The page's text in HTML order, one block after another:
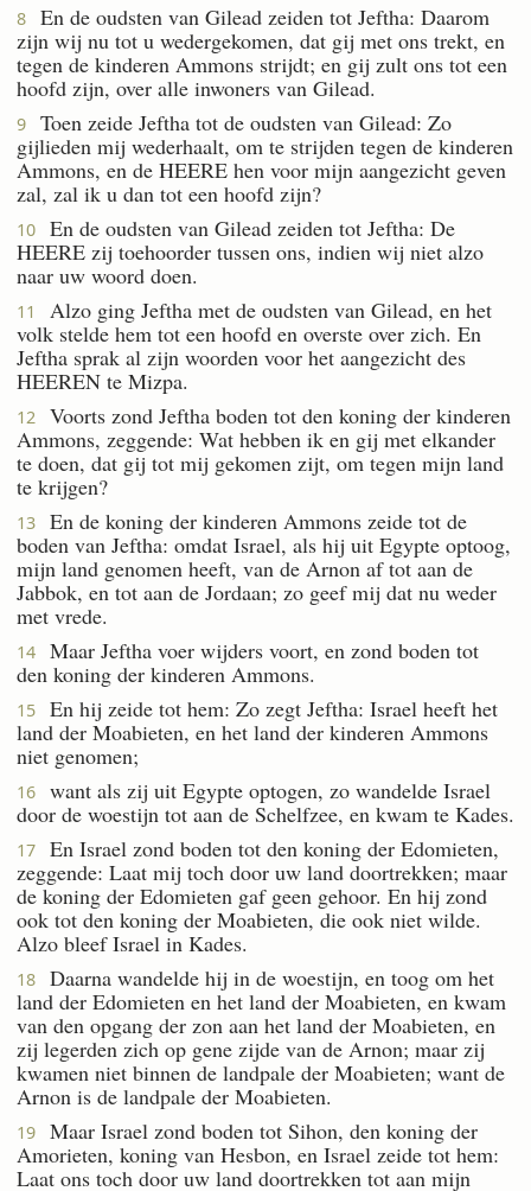
8
En de oudsten van Gilead zeiden tot Jeftha: Daarom
zijn wij nu tot u wedergekomen, dat gij met ons trekt, en
tegen de kinderen Ammons strijdt; en gij zult ons tot een
hoofd zijn, over alle inwoners van Gilead.
9
Toen zeide Jeftha tot de oudsten van Gilead: Zo
gijlieden mij wederhaalt, om te strijden tegen de kinderen
Ammons, en de HEERE hen voor mijn aangezicht geven
zal, zal ik u dan tot een hoofd zijn?
10
En de oudsten van Gilead zeiden tot Jeftha: De
HEERE zij toehoorder tussen ons, indien wij niet alzo
naar uw woord doen.
11
Alzo ging Jeftha met de oudsten van Gilead, en het
volk stelde hem tot een hoofd en overste over zich. En
Jeftha sprak al zijn woorden voor het aangezicht des
HEEREN te Mizpa.
12
Voorts zond Jeftha boden tot den koning der kinderen
Ammons, zeggende: Wat hebben ik en gij met elkander
te doen, dat gij tot mij gekomen zijt, om tegen mijn land
te krijgen?
13
En de koning der kinderen Ammons zeide tot de
boden van Jeftha: omdat Israel, als hij uit Egypte optoog,
mijn land genomen heeft, van de Arnon af tot aan de
Jabbok, en tot aan de Jordaan; zo geef mij dat nu weder
met vrede.
14
Maar Jeftha voer wijders voort, en zond boden tot
den koning der kinderen Ammons.
15
En hij zeide tot hem: Zo zegt Jeftha: Israel heeft het
land der Moabieten, en het land der kinderen Ammons
niet genomen;
16
want als zij uit Egypte optogen, zo wandelde Israel
door de woestijn tot aan de Schelfzee, en kwam te Kades.
17
En Israel zond boden tot den koning der Edomieten,
zeggende: Laat mij toch door uw land doortrekken; maar
de koning der Edomieten gaf geen gehoor. En hij zond
ook tot den koning der Moabieten, die ook niet wilde.
Alzo bleef Israel in Kades.
18
Daarna wandelde hij in de woestijn, en toog om het
land der Edomieten en het land der Moabieten, en kwam
van den opgang der zon aan het land der Moabieten, en
zij legerden zich op gene zijde van de Arnon; maar zij
kwamen niet binnen de landpale der Moabieten; want de
Arnon is de landpale der Moabieten.
19
Maar Israel zond boden tot Sihon, den koning der
Amorieten, koning van Hesbon, en Israel zeide tot hem:
Laat ons toch door uw land doortrekken tot aan mijn